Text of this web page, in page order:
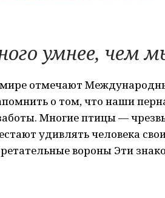
умнее, чем
отмечают
о том, что наши
Многие птицы —
удивлять человека
вороны Эти